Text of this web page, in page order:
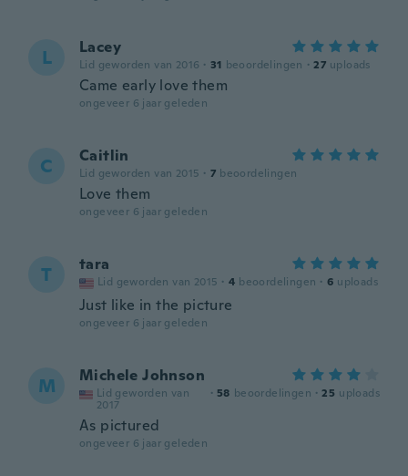
L Lacey
Lid geworden van 2016 · 31 beoordelingen · 27 uploads
Came early love them
ongeveer 6 jaar geleden
C Caitlin
Lid geworden van 2015 · 7 beoordelingen
Love them
ongeveer 6 jaar geleden
T tara
Lid geworden van 2015 · 4 beoordelingen · 6 uploads
Just like in the picture
ongeveer 6 jaar geleden
M Michele Johnson
Lid geworden van
2017
· 58 beoordelingen · 25 uploads
As pictured
ongeveer 6 jaar geleden